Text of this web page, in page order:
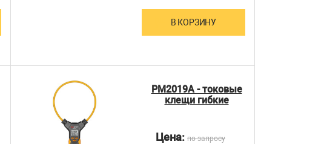
В КОРЗИНУ
PM2019A - токовые
клещи гибкие
Цена: по запросу